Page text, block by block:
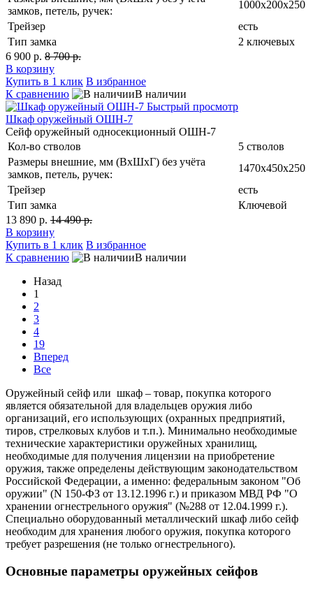
замков, петель, ручек:
1000x200x250
Трейзер
есть
Тип замка
2 ключевых
6 900 р. 8 700 р.
В корзину
Купить в 1 клик В избранное
К сравнению
В наличии
Быстрый просмотр
Шкаф оружейный ОШН-7
Сейф оружейный односекционный ОШН-7
Кол-во стволов
5 стволов
Размеры внешние, мм (ВхШхГ) без учёта
замков, петель, ручек:
1470х450х250
Трейзер
есть
Тип замка
Ключевой
13 890 р. 14 490 р.
В корзину
Купить в 1 клик В избранное
К сравнению
В наличии
Назад
1
2
3
4
19
Вперед
Все
Оружейный сейф или шкаф – товар, покупка которого
является обязательной для владельцев оружия либо
организаций, его использующих (охранных предприятий,
тиров, стрелковых клубов и т.п.). Минимально необходимые
технические характеристики оружейных хранилищ,
необходимые для получения лицензии на приобретение
оружия, также определены действующим законодательством
Российской Федерации, а именно: федеральным законом "Об
оружии" (N 150-ФЗ от 13.12.1996 г.) и приказом МВД РФ "О
хранении огнестрельного оружия" (№288 от 12.04.1999 г.).
Специально оборудованный металлический шкаф либо сейф
необходим для хранения любого оружия, покупка которого
требует разрешения (не только огнестрельного).
Основные параметры оружейных сейфов